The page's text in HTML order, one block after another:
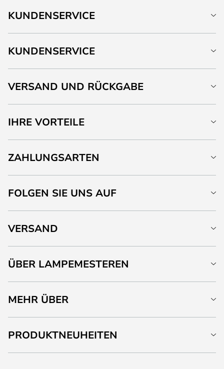
KUNDENSERVICE
KUNDENSERVICE
VERSAND UND RÜCKGABE
IHRE VORTEILE
ZAHLUNGSARTEN
FOLGEN SIE UNS AUF
VERSAND
ÜBER LAMPEMESTEREN
MEHR ÜBER
PRODUKTNEUHEITEN